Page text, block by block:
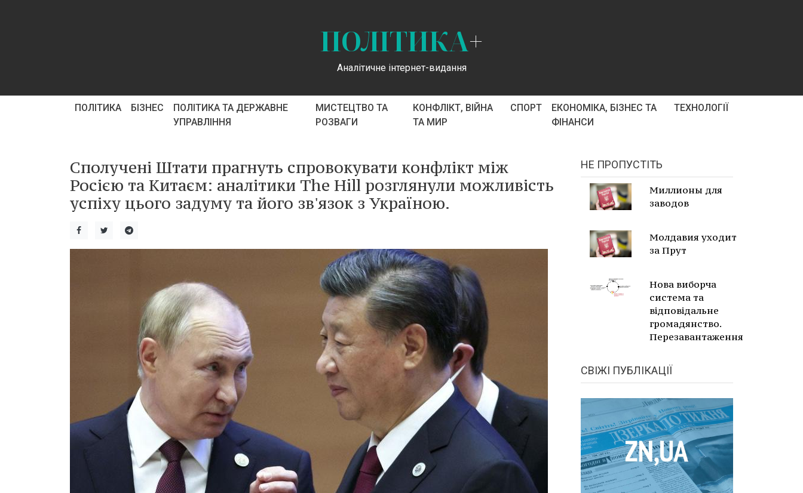
ПОЛІТИКА+
Аналітичне інтернет-видання
ПОЛІТИКА БІЗНЕС
ПОЛІТИКА ТА ДЕРЖАВНЕ
УПРАВЛІННЯ
МИСТЕЦТВО ТА
РОЗВАГИ
КОНФЛІКТ, ВІЙНА
ТА МИР
СПОРТ
ЕКОНОМІКА, БІЗНЕС ТА
ФІНАНСИ
ТЕХНОЛОГІЇ
Сполучені Штати прагнуть спровокувати конфлікт між
Росією та Китаєм: аналітики The Hill розглянули можливість
успіху цього задуму та його зв'язок з Україною.
НЕ ПРОПУСТІТЬ
Миллионы для
заводов
Молдавия уходит
за Прут
Нова виборча
система та
відповідальне
громадянство.
Перезавантаження
СВІЖІ ПУБЛІКАЦІЇ